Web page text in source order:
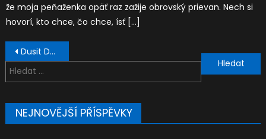
že moja peňaženka opäť raz zažije obrovský prievan. Nech si
hovorí, kto chce, čo chce, ísť […]
Navigace
pro
příspěvek
Dusit Dhewa – kultúrne centrum na ostrove Koh Samui
Vyhledávání
NEJNOVĚJŠÍ PŘÍSPĚVKY